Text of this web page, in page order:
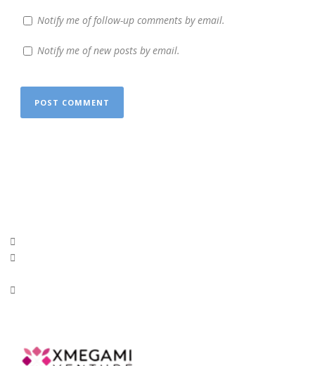
Notify me of follow-up comments by email.
Notify me of new posts by email.